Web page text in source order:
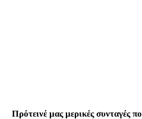
Πρότεινέ μας μερικές συνταγές